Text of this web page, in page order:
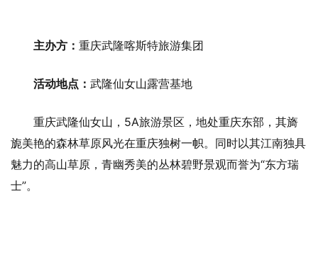
主办方： 重庆武隆喀斯特旅游集团
活动地点： 武隆仙女山露营基地
重庆武隆仙女山，5A旅游景区，地处重庆东部，其旖
旎美艳的森林草原风光在重庆独树一帜。同时以其江南独具
魅力的高山草原，青幽秀美的丛林碧野景观而誉为“东方瑞
士”。